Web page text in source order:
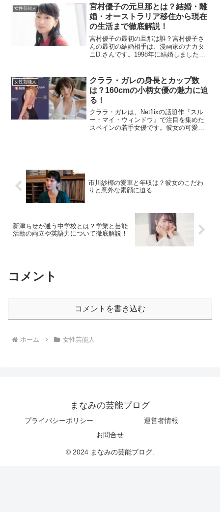
での経歴、そして現在の活動について詳
しく解説します...
女性芸能人
宮村優子の元旦那とは？結婚・離
婚・オーストラリア移住から現在
の生活まで徹底解説！
宮村優子の最初の旦那は誰？宮村優子さ
んの最初の結婚相手は、漫画家のナカタ
ニD.さんです。1998年に結婚しました
で、『週刊少年ジャンプ』でデビューを
果たした才能ある...
女性芸能人
クララ・ガレの身長とカップ数
は？160cmの小柄女優の魅力に迫
る！
クララ・ガレは、Netflixの話題作『スル
ー・マイ・ウィンドウ』で注目を集めた
スペインの若手女優です。彼女の可愛ら
市川紗椰の愛車と年収は？彼女のこだわ
りと意外な素顔に迫る
新津ちせが通う中学校とは？学業と芸能
活動の両立や英語力について徹底解説！
コメント
コメントを書き込む
ホーム 女性芸能人
まなみの芸能ブログ
プライバシーポリシー
運営者情報
お問合せ
© 2024 まなみの芸能ブログ.